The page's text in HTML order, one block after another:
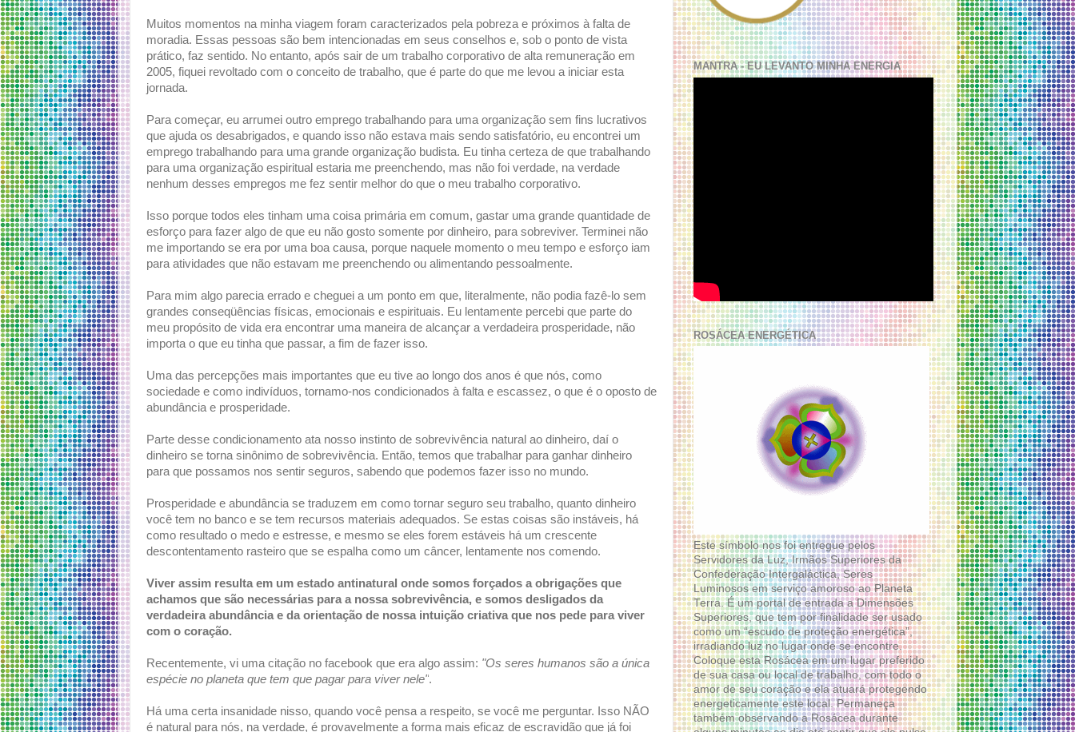
Muitos momentos na minha viagem foram caracterizados pela pobreza e próximos à falta de
moradia. Essas pessoas são bem intencionadas em seus conselhos e, sob o ponto de vista
prático, faz sentido. No entanto, após sair de um trabalho corporativo de alta remuneração em
2005, fiquei revoltado com o conceito de trabalho, que é parte do que me levou a iniciar esta
jornada.
Para começar, eu arrumei outro emprego trabalhando para uma organização sem fins lucrativos
que ajuda os desabrigados, e quando isso não estava mais sendo satisfatório, eu encontrei um
emprego trabalhando para uma grande organização budista. Eu tinha certeza de que trabalhando
para uma organização espiritual estaria me preenchendo, mas não foi verdade, na verdade
nenhum desses empregos me fez sentir melhor do que o meu trabalho corporativo.
Isso porque todos eles tinham uma coisa primária em comum, gastar uma grande quantidade de
esforço para fazer algo de que eu não gosto somente por dinheiro, para sobreviver. Terminei não
me importando se era por uma boa causa, porque naquele momento o meu tempo e esforço iam
para atividades que não estavam me preenchendo ou alimentando pessoalmente.
Para mim algo parecia errado e cheguei a um ponto em que, literalmente, não podia fazê-lo sem
grandes conseqüências físicas, emocionais e espirituais. Eu lentamente percebi que parte do
meu propósito de vida era encontrar uma maneira de alcançar a verdadeira prosperidade, não
importa o que eu tinha que passar, a fim de fazer isso.
Uma das percepções mais importantes que eu tive ao longo dos anos é que nós, como
sociedade e como indivíduos, tornamo-nos condicionados à falta e escassez, o que é o oposto de
abundância e prosperidade.
Parte desse condicionamento ata nosso instinto de sobrevivência natural ao dinheiro, daí o
dinheiro se torna sinônimo de sobrevivência. Então, temos que trabalhar para ganhar dinheiro
para que possamos nos sentir seguros, sabendo que podemos fazer isso no mundo.
Prosperidade e abundância se traduzem em como tornar seguro seu trabalho, quanto dinheiro
você tem no banco e se tem recursos materiais adequados. Se estas coisas são instáveis, há
como resultado o medo e estresse, e mesmo se eles forem estáveis há um crescente
descontentamento rasteiro que se espalha como um câncer, lentamente nos comendo.
Viver assim resulta em um estado antinatural onde somos forçados a obrigações que
achamos que são necessárias para a nossa sobrevivência, e somos desligados da
verdadeira abundância e da orientação de nossa intuição criativa que nos pede para viver
com o coração.
Recentemente, vi uma citação no facebook que era algo assim: "Os seres humanos são a única
espécie no planeta que tem que pagar para viver nele".
Há uma certa insanidade nisso, quando você pensa a respeito, se você me perguntar. Isso NÃO
é natural para nós, na verdade, é provavelmente a forma mais eficaz de escravidão que já foi
MANTRA - EU LEVANTO MINHA ENERGIA
ROSÁCEA ENERGÉTICA
Este símbolo nos foi entregue pelos
Servidores da Luz, Irmãos Superiores da
Confederação Intergaláctica, Seres
Luminosos em serviço amoroso ao Planeta
Terra. É um portal de entrada a Dimensões
Superiores, que tem por finalidade ser usado
como um “escudo de proteção energética”,
irradiando luz no lugar onde se encontre.
Coloque esta Rosácea em um lugar preferido
de sua casa ou local de trabalho, com todo o
amor de seu coração e ela atuará protegendo
energeticamente este local. Permaneça
também observando a Rosácea durante